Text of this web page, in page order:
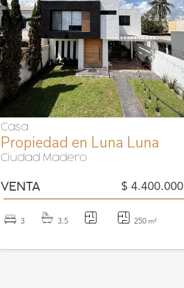
Casa
Propiedad en Luna Luna
Ciudad Madero
VENTA $ 4.400.000
3 3.5 250 m²